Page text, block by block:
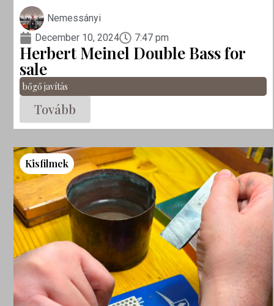
Nemessányi
December 10, 2024
7:47 pm
Herbert Meinel Double Bass for
sale
bőgő javítás
Tovább
Kisfilmek